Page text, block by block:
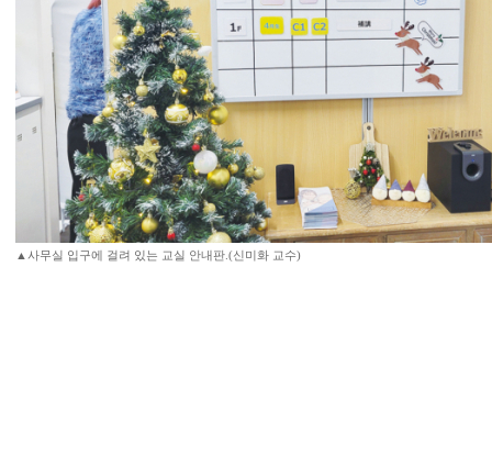
▲사무실 입구에 걸려 있는 교실 안내판.(신미화 교수)